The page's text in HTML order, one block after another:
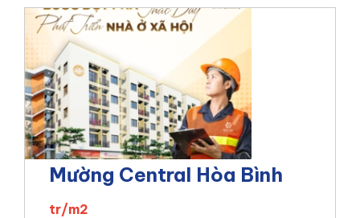
Mường Central Hòa Bình
tr/m2